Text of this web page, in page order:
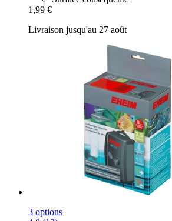
1,99 €
Livraison jusqu'au 27 août
3 options